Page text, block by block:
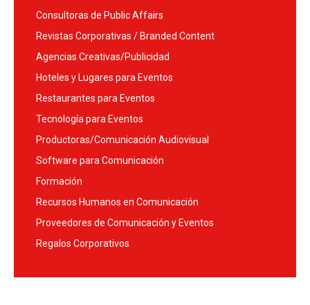
Consultoras de Public Affairs
Revistas Corporativas / Branded Content
Agencias Creativas/Publicidad
Hoteles y Lugares para Eventos
Restaurantes para Eventos
Tecnología para Eventos
Productoras/Comunicación Audiovisual
Software para Comunicación
Formación
Recursos Humanos en Comunicación
Proveedores de Comunicación y Eventos
Regalos Corporativos